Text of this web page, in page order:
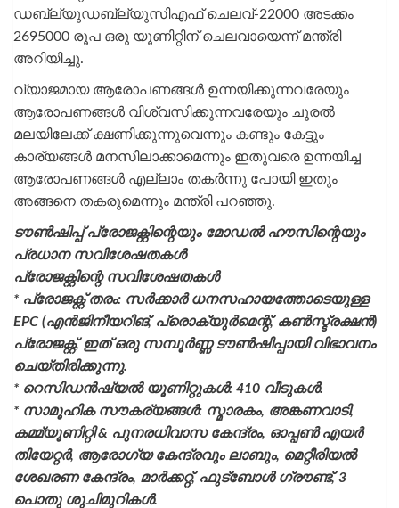
ഡബ്ല്യുഡബ്ല്യുസിഎഫ് ചെലവ്-22000 അടക്കം
2695000 രൂപ ഒരു യൂണിറ്റിന് ചെലവായെന്ന് മന്ത്രി
അറിയിച്ചു.
വ്യാജമായ ആരോപണങ്ങൾ ഉന്നയിക്കുന്നവരേയും
ആരോപണങ്ങൾ വിശ്വസിക്കുന്നവരേയും ചൂരൽ
മലയിലേക്ക് ക്ഷണിക്കുന്നുവെന്നും കണ്ടും കേട്ടും
കാര്യങ്ങൾ മനസിലാക്കാമെന്നും ഇതുവരെ ഉന്നയിച്ച
ആരോപണങ്ങൾ എല്ലാം തകർന്നു പോയി ഇതും
അങ്ങനെ തകരുമെന്നും മന്ത്രി പറഞ്ഞു.
ടൗൺഷിപ്പ് പ്രോജക്റ്റിന്റെയും മോഡൽ ഹൗസിന്റെയും
പ്രധാന സവിശേഷതകൾ
പ്രോജക്റ്റിന്റെ സവിശേഷതകൾ
* പ്രോജക്റ്റ് തരം: സർക്കാർ ധനസഹായത്തോടെയുള്ള
EPC (എൻജിനീയറിങ്, പ്രൊക്യുർമെന്റ്, കൺസ്ട്രക്ഷൻ)
പ്രോജക്റ്റ്, ഇത് ഒരു സമ്പൂർണ്ണ ടൗൺഷിപ്പായി വിഭാവനം
ചെയ്തിരിക്കുന്നു.
* റെസിഡൻഷ്യൽ യൂണിറ്റുകൾ: 410 വീടുകൾ.
* സാമൂഹിക സൗകര്യങ്ങൾ: സ്മാരകം, അങ്കണവാടി,
കമ്മ്യൂണിറ്റി & പുനരധിവാസ കേന്ദ്രം, ഓപ്പൺ എയർ
തിയേറ്റർ, ആരോഗ്യ കേന്ദ്രവും ലാബും, മെറ്റീരിയൽ
ശേഖരണ കേന്ദ്രം, മാർക്കറ്റ്, ഫുട്ബോൾ ഗ്രൗണ്ട്, 3
പൊതു ശുചിമുറികൾ.